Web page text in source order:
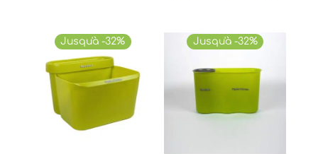
Jusqu'à -32% Jusqu'à -32%